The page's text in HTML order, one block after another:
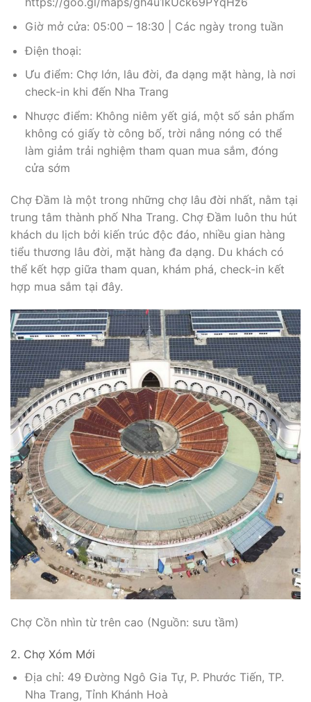
Giờ mở cửa: 05:00 – 18:30 | Các ngày trong tuần
Điện thoại:
Ưu điểm: Chợ lớn, lâu đời, đa dạng mặt hàng, là nơi
check-in khi đến Nha Trang
Nhược điểm: Không niêm yết giá, một số sản phẩm
không có giấy tờ công bố, trời nắng nóng có thể
làm giảm trải nghiệm tham quan mua sắm, đóng
cửa sớm
Chợ Đầm là một trong những chợ lâu đời nhất, nằm tại
trung tâm thành phố Nha Trang. Chợ Đầm luôn thu hút
khách du lịch bởi kiến trúc độc đáo, nhiều gian hàng
tiểu thương lâu đời, mặt hàng đa dạng. Du khách có
thể kết hợp giữa tham quan, khám phá, check-in kết
hợp mua sắm tại đây.
Chợ Cồn nhìn từ trên cao (Nguồn: sưu tầm)
2. Chợ Xóm Mới
Địa chỉ: 49 Đường Ngô Gia Tự, P. Phước Tiến, TP.
Nha Trang, Tỉnh Khánh Hoà